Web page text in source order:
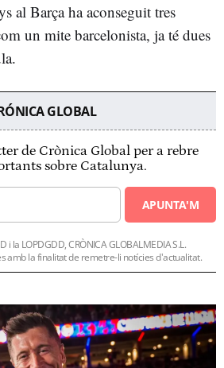
al Barça ha aconseguit tres
un mite barcelonista, ja té dues
GLOBAL
de Crònica Global per a rebre
sobre Catalunya.
APUNTA'M
la LOPDGDD, CRÒNICA GLOBALMEDIA S.L.
amb la finalitat de remetre-li notícies d'actualitat.